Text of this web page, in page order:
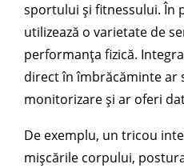
sportului și fitnessului. În
utilizează o varietate de
performanța fizică.
direct în îmbrăcăminte ar
monitorizare și ar oferi
De exemplu, un tricou
mișcările corpului,